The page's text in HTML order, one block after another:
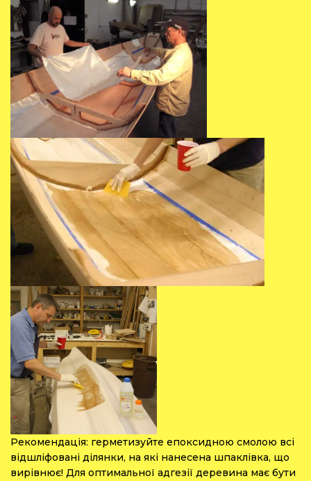
Рекомендація: герметизуйте епоксидною смолою всі
відшліфовані ділянки, на які нанесена шпаклівка, що
вирівнює! Для оптимальної адгезії деревина має бути